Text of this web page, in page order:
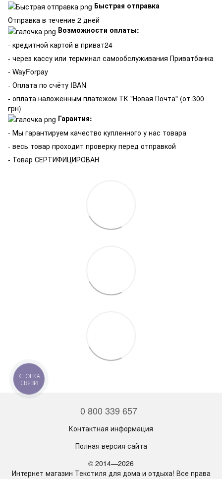
Быстрая отправка
Отправка в течение 2 дней
Возможности оплаты:
- кредитной картой в приват24
- через кассу или терминал самообслуживания Приватбанка
- WayForpay
- Оплата по счёту IBAN
- оплата наложенным платежом ТК "Новая Почта" (от 300
грн)
Гарантия:
- Мы гарантируем качество купленного у нас товара
- весь товар проходит проверку перед отправкой
- Товар СЕРТИФИЦИРОВАН
0 800 339 657
Контактная информация
Полная версия сайта
© 2014—2026
Интернет магазин Текстиля для дома и отдыха! Все права
КНОПКА
СВЯЗИ